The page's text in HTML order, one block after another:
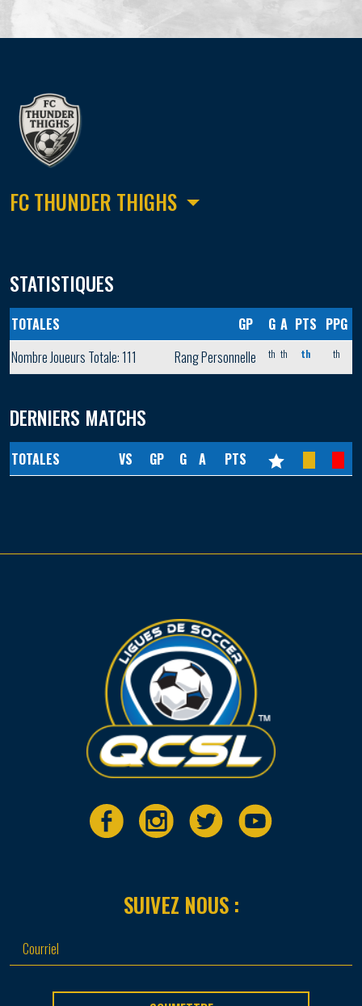
FC THUNDER THIGHS
STATISTIQUES
TOTALES GP G A PTS PPG
Nombre Joueurs Totale: 111
Rang Personnelle th th th th
DERNIERS MATCHS
TOTALES VS GP G A PTS
SUIVEZ NOUS :